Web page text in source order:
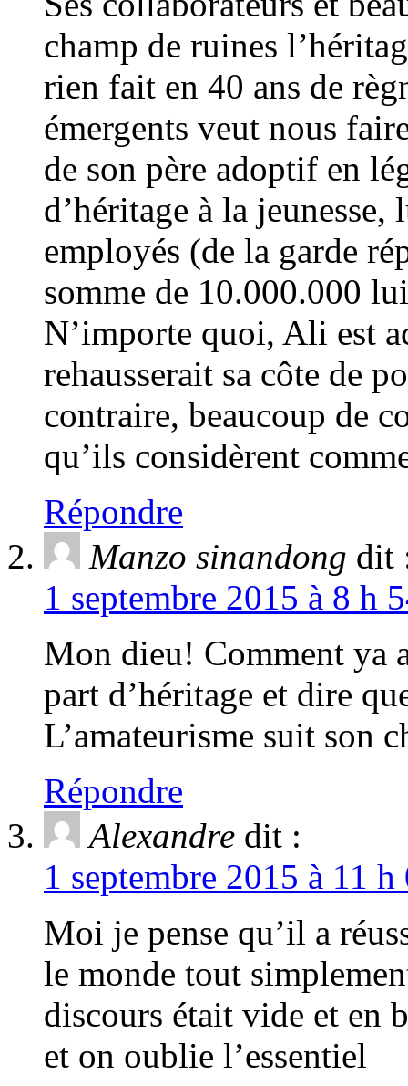
champ de ruines
rien fait en 40 ans de
émergents veut nous
de son père adoptif en
d’héritage à la
employés (de la garde
somme de 10.000.000
N’importe quoi, Ali est
rehausserait sa côte de
contraire, beaucoup de
qu’ils considèrent
Répondre
Manzo sinandong dit
1 septembre 2015 à 8 h
Mon dieu! Comment ya
part d’héritage et dire
L’amateurisme suit son
Répondre
Alexandre dit :
1 septembre 2015 à 11
Moi je pense qu’il a
le monde tout
discours était vide et en
et on oublie l’essentiel